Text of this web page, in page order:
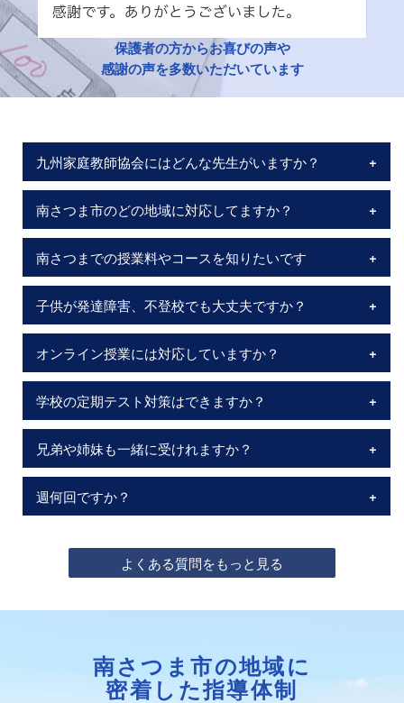
保護者の方からお喜びの声や
感謝の声を多数いただいています
九州家庭教師協会にはどんな先生がいますか？
南さつま市のどの地域に対応してますか？
南さつまでの授業料やコースを知りたいです
子供が発達障害、不登校でも大丈夫ですか？
オンライン授業には対応していますか？
学校の定期テスト対策はできますか？
兄弟や姉妹も一緒に受けれますか？
週何回ですか？
よくある質問をもっと見る
南さつま市の地域に
密着した指導体制